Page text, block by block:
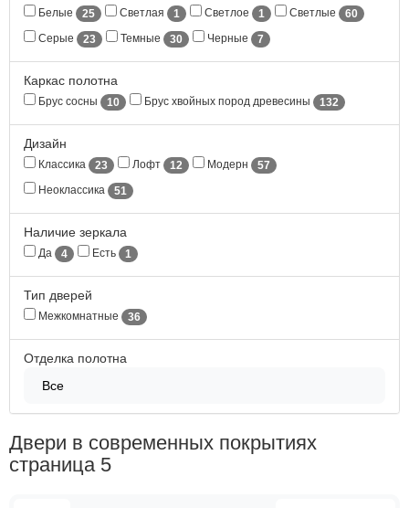
Белые 25 Светлая 1 Светлое 1 Светлые
60
Серые
23 Темные 30 Черные 7
Каркас полотна
Брус сосны 10 Брус хвойных пород древесины 132
Дизайн
Классика 23 Лофт 12 Модерн
57
Неоклассика
51
Наличие зеркала
Да 4 Есть 1
Тип дверей
Межкомнатные 36
Отделка полотна
Все
Двери в современных покрытиях
страница 5